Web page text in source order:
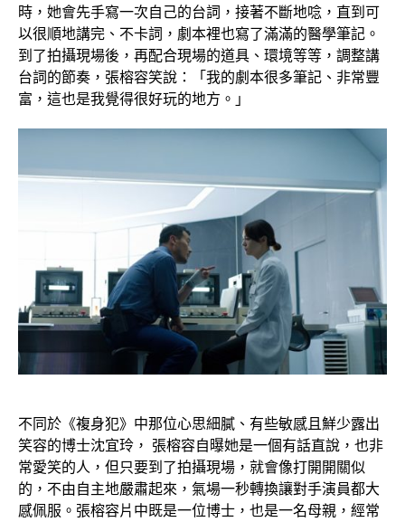
時，她會先手寫一次自己的台詞，接著不斷地唸，直到可
以很順地講完、不卡詞，劇本裡也寫了滿滿的醫學筆記。
到了拍攝現場後，再配合現場的道具、環境等等，調整講
台詞的節奏，張榕容笑說：「我的劇本很多筆記、非常豐
富，這也是我覺得很好玩的地方。」
不同於《複身犯》中那位心思細膩、有些敏感且鮮少露出
笑容的博士沈宜玲， 張榕容自曝她是一個有話直說，也非
常愛笑的人，但只要到了拍攝現場，就會像打開開關似
的，不由自主地嚴肅起來，氣場一秒轉換讓對手演員都大
感佩服。張榕容片中既是一位博士，也是一名母親，經常